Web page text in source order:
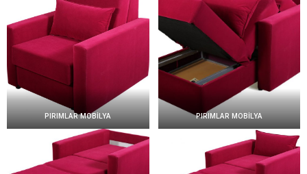
PIRIMLAR MOBİLYA PIRIMLAR MOBİLYA